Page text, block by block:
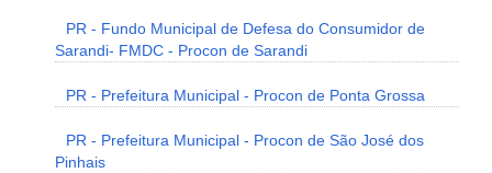
PR - Fundo Municipal de Defesa do Consumidor de
Sarandi- FMDC - Procon de Sarandi
PR - Prefeitura Municipal - Procon de Ponta Grossa
PR - Prefeitura Municipal - Procon de São José dos
Pinhais